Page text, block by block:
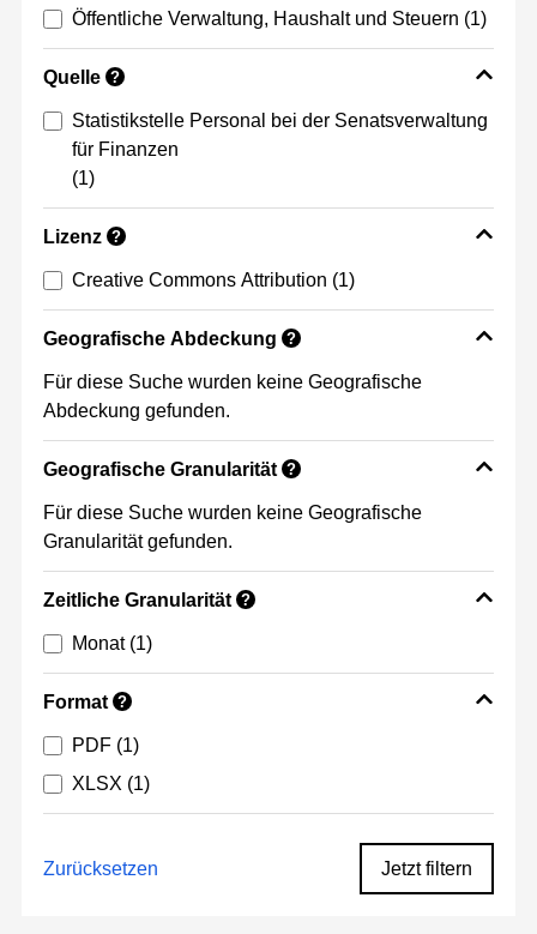
Öffentliche Verwaltung, Haushalt und Steuern (1)
Quelle ?
Statistikstelle Personal bei der Senatsverwaltung
für Finanzen
(1)
Lizenz ?
Creative Commons Attribution (1)
Geografische Abdeckung ?
Für diese Suche wurden keine Geografische
Abdeckung gefunden.
Geografische Granularität ?
Für diese Suche wurden keine Geografische
Granularität gefunden.
Zeitliche Granularität ?
Monat (1)
Format ?
PDF (1)
XLSX (1)
Zurücksetzen Jetzt filtern